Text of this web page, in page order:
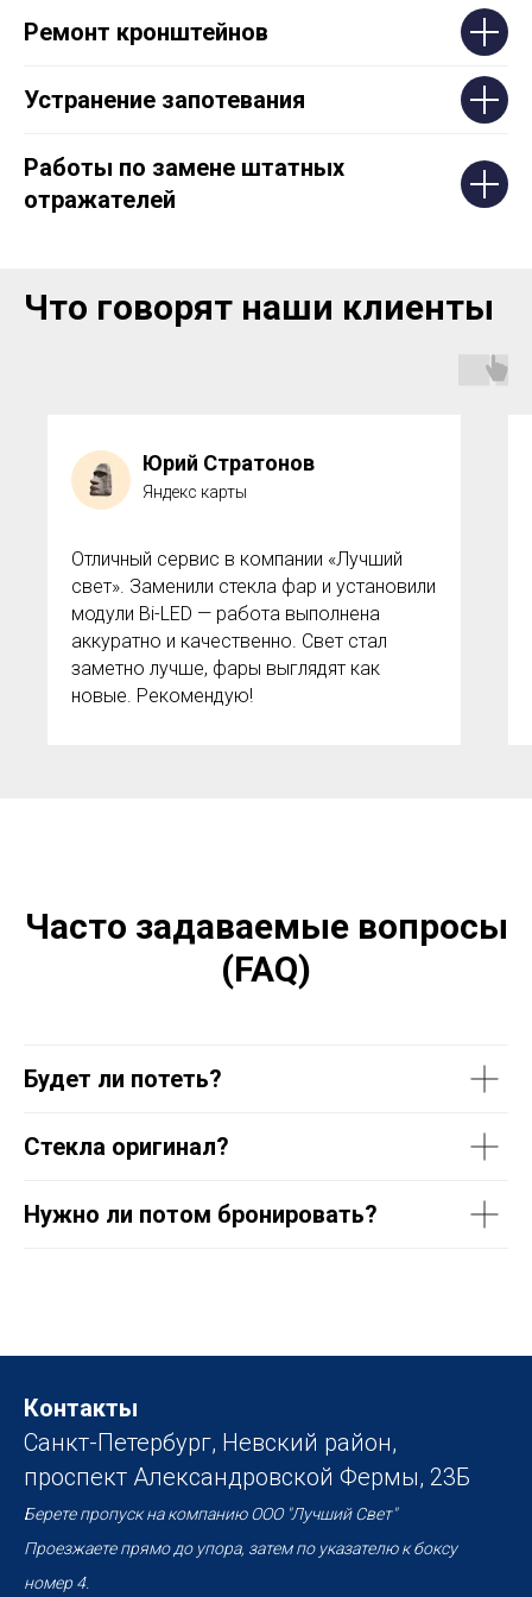
Ремонт кронштейнов
Устранение запотевания
Работы по замене штатных
отражателей
Что говорят наши клиенты
Юрий Стратонов
Яндекс карты
Отличный сервис в компании «Лучший
свет». Заменили стекла фар и установили
модули Bi-LED — работа выполнена
аккуратно и качественно. Свет стал
заметно лучше, фары выглядят как
новые. Рекомендую!
Часто задаваемые вопросы
(FAQ)
Будет ли потеть?
Стекла оригинал?
Нужно ли потом бронировать?
Контакты
Санкт-Петербург, Невский район,
проспект Александровской Фермы, 23Б
Берете пропуск на компанию ООО "Лучший Свет"
Проезжаете прямо до упора, затем по указателю к боксу
номер 4.